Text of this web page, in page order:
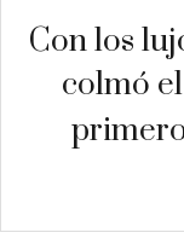
Con los
colmó